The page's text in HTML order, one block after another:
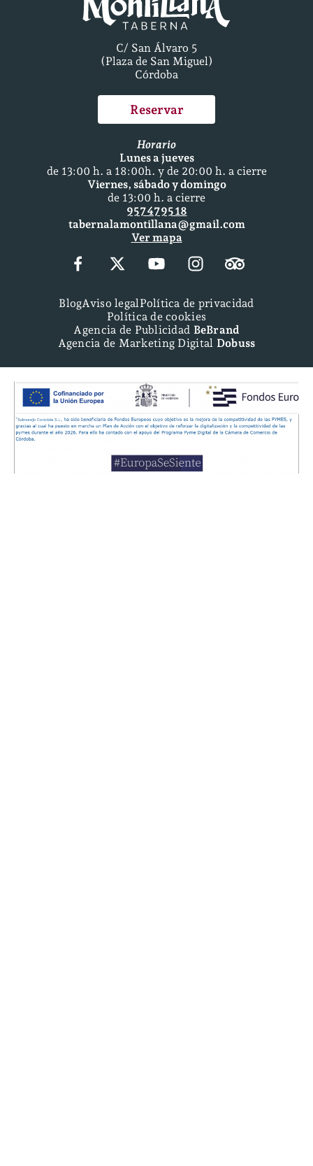
C/ San Álvaro 5
(Plaza de San Miguel)
Córdoba
Reservar
Horario
Lunes a jueves
de 13:00 h. a 18:00h. y de 20:00 h. a cierre
Viernes, sábado y domingo
de 13:00 h. a cierre
957 47 95 18
tabernalamontillana@gmail.com
Ver mapa
BlogAviso legalPolítica de privacidad
Política de cookies
Agencia de Publicidad BeBrand
Agencia de Marketing Digital Dobuss